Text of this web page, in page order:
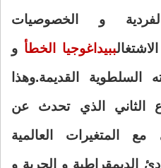
و الخصوصيات
ببيداغوجيا الخطأ و
القديمة.وهذا
الثاني الذي تحدث عن
المتغيرات العالمية
الديمقراطية و الحرية و